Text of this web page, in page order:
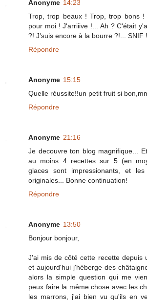
Anonyme 14:23
Trop, trop beaux ! Trop, trop bons
pour moi ! J'arriiive !... Ah ? C'était
?! J'suis encore à la bourre ?!... SNIF
Répondre
Anonyme 15:15
Quelle réussite!!un petit fruit si
Répondre
Anonyme 21:16
Je decouvre ton blog magnifique...
au moins 4 recettes sur 5 (en
glaces sont impressionants, et
originales... Bonne continuation!
Répondre
Anonyme 13:50
Bonjour bonjour,
J'ai mis de côté cette recette depuis
et aujourd'hui j'héberge des
alors la simple question qui me
peux faire la même chose avec les
les marrons, j'ai bien vu qu'ils en